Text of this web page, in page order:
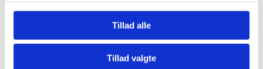
Tillad alle
Tillad valgte
CaMaRose Økologisk Hverdagsuld i 100% økologiske